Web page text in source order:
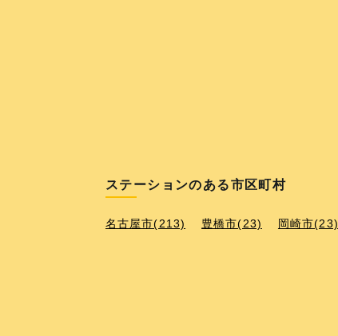
ステーションのある市区町村
名古屋市(213) 豊橋市(23) 岡崎市(23)